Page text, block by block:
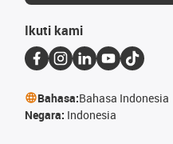
Ikuti kami
Bahasa:Bahasa Indonesia
Negara: Indonesia